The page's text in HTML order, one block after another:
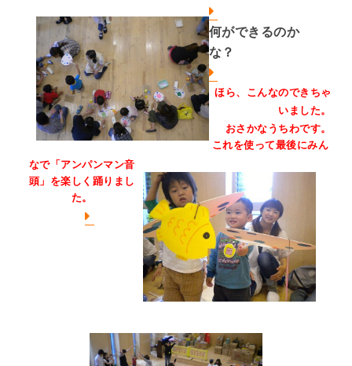
何ができるのか
な？
ほら、こんなのできちゃ
いました。
おさかなうちわです。
これを使って最後にみん
なで「アンパンマン音
頭」を楽しく踊りまし
た。